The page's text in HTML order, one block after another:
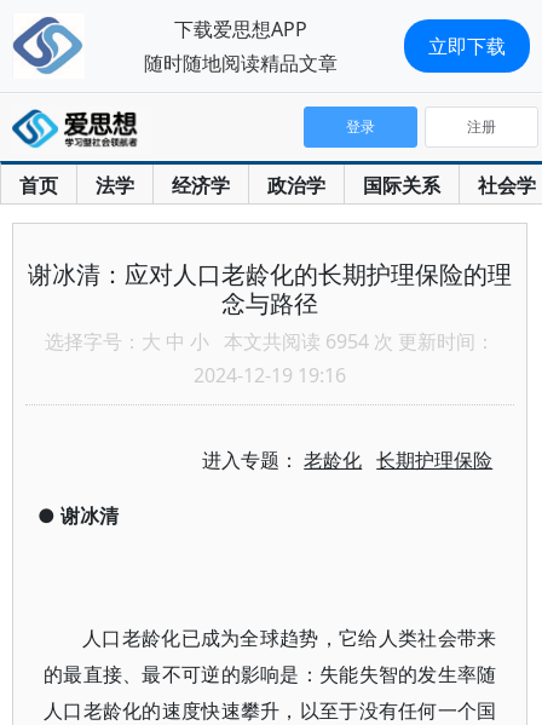
首页 法学 经济学 政治学 国际关系 社会学
登录 注册
谢冰清：应对人口老龄化的长期护理保险的理
念与路径
选择字号： 大 中 小 本文共阅读 6954 次 更新时间：
2024-12-19 19:16
进入专题：老龄化 长期护理保险
● 谢冰清
人口老龄化已成为全球趋势，它给人类社会带来
的最直接、最不可逆的影响是：失能失智的发生率随
人口老龄化的速度快速攀升，以至于没有任何一个国
下载爱思想APP
随时随地阅读精品文章
立即下载